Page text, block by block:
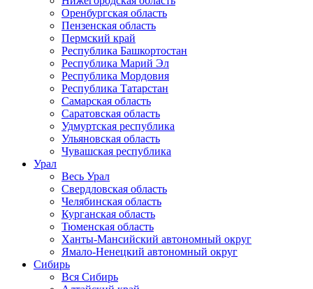
Оренбургская область
Пензенская область
Пермский край
Республика Башкортостан
Республика Марий Эл
Республика Мордовия
Республика Татарстан
Самарская область
Саратовская область
Удмуртская республика
Ульяновская область
Чувашская республика
Урал
Весь Урал
Свердловская область
Челябинская область
Курганская область
Тюменская область
Ханты-Мансийский автономный округ
Ямало-Ненецкий автономный округ
Сибирь
Вся Сибирь